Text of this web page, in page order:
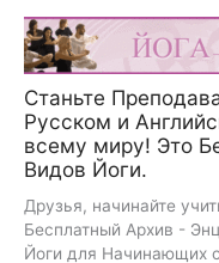
Перейти
содержимому
Станьте
Русском и
всему миру! Это
Видов Йоги.
Друзья, начинайте
Бесплатный Архив -
Йоги для Начинающих